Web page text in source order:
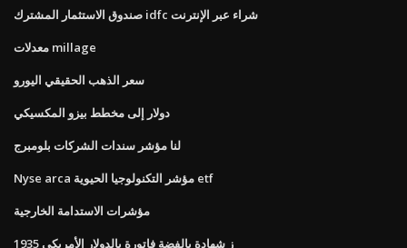
صندوق الاستثمار المشترك idfc شراء عبر الإنترنت
معدلات millage
سعر الذهب الحقيقي اليورو
دولار إلى مخطط بيزو المكسيكي
لنا مؤشر سندات الشركات بلومبرج
Nyse arca مؤشر التكنولوجيا الحيوية etf
مؤشرات الاستدامة الخارجية
1935 ز شهادة بالفضة فاتورة بالدولار الأمريكي